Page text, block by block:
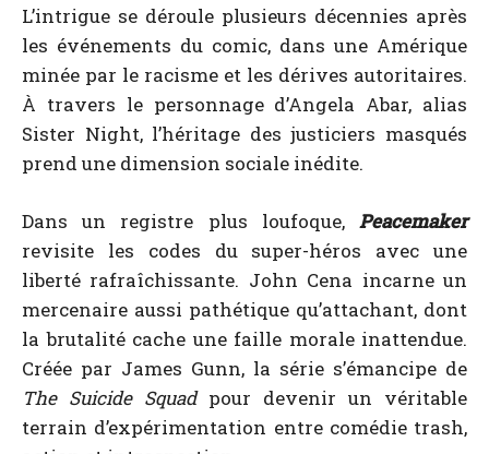
L’intrigue se déroule plusieurs décennies après
les événements du comic, dans une Amérique
minée par le racisme et les dérives autoritaires.
À travers le personnage d’Angela Abar, alias
Sister Night, l’héritage des justiciers masqués
prend une dimension sociale inédite.
Dans un registre plus loufoque, Peacemaker
revisite les codes du super-héros avec une
liberté rafraîchissante. John Cena incarne un
mercenaire aussi pathétique qu’attachant, dont
la brutalité cache une faille morale inattendue.
Créée par James Gunn, la série s’émancipe de
The Suicide Squadpour devenir un véritable
terrain d’expérimentation entre comédie trash,